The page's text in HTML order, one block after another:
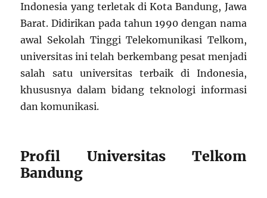
Indonesia yang terletak di Kota Bandung, Jawa
Barat. Didirikan pada tahun 1990 dengan nama
awal Sekolah Tinggi Telekomunikasi Telkom,
universitas ini telah berkembang pesat menjadi
salah satu universitas terbaik di Indonesia,
khususnya dalam bidang teknologi informasi
dan komunikasi.
Profil Universitas Telkom
Bandung